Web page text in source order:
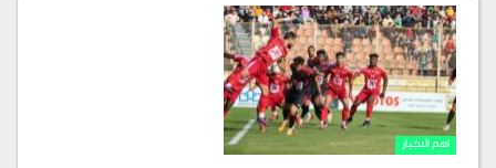
اهم الاخبار